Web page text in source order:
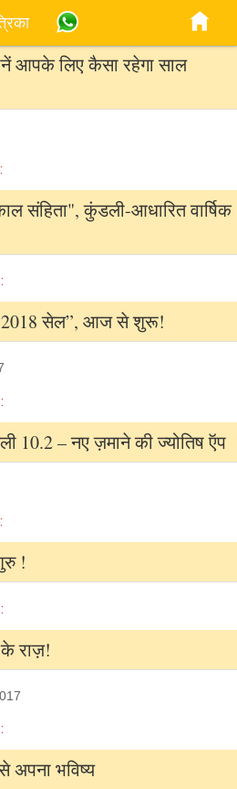
आपके लिए कैसा रहेगा साल
संहिता", कुंडली-आधारित वार्षिक
2018 सेल”, आज से शुरू!
– नए ज़माने की ज्योतिष ऍप
!
राज़!
अपना भविष्य